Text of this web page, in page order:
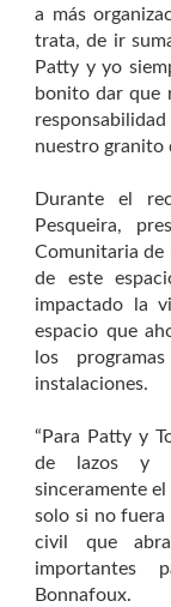
a más
trata, de ir
Patty y yo
bonito dar que
nuestro granito
Durante el
Pesqueira,
Comunitaria de
de este
impactado la
espacio que
los
instalaciones.
“Para Patty y
de lazos y
sinceramente
solo si no fuera
civil que
importantes
Bonnafoux.